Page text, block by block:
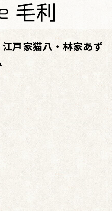
戸家猫八・林家あず